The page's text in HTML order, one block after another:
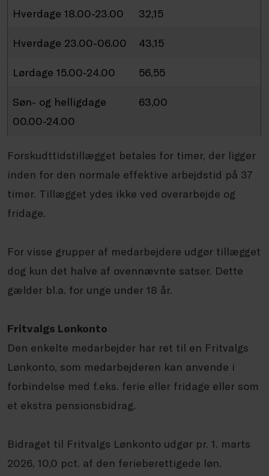
Hverdage 18.00-23.00 32,15
Hverdage 23.00-06.00 43,15
Lørdage 15.00-24.00 56,55
Søn- og helligdage
00.00-24.00
63,00
Forskudttidstillægget betales for timer, der ligger
inden for den normale effektive arbejdstid på 37
timer. Tillægget ydes ikke ved overarbejde og
fridage.
For visse grupper af medarbejdere udgør tillægget
dog kun det halve af ovennævnte satser. Dette
gælder bl.a. for unge under 18 år.
Fritvalgs Lønkonto
Den enkelte medarbejder har ret til en Fritvalgs
Lønkonto, som medarbejderen kan anvende i
forbindelse med f.eks. ferie eller fridage eller som
et ekstra pensionsbidrag.
Bidraget til Fritvalgs Lønkonto udgør pr. 1. marts
2026, 10,0 pct. af den ferieberettigede løn.